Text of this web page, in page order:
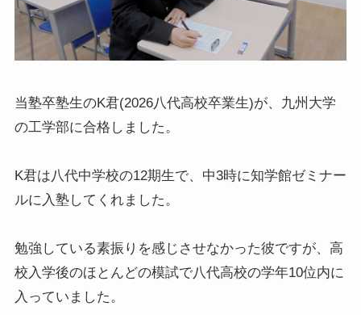
当塾卒塾生のK君(2026八代高校卒業生)が、九州大学
の工学部に合格しました。
K君は八代中学校の12期生で、中3時に知学館ゼミナー
ルに入塾してくれました。
勉強している素振りを感じさせなかった彼ですが、高
校入学後のほとんどの模試で八代高校の学年10位内に
入っていました。